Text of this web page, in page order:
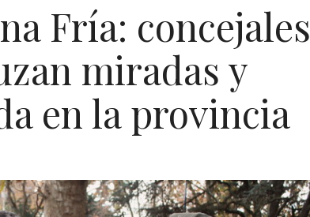
Fría: concejales
miradas y
en la provincia